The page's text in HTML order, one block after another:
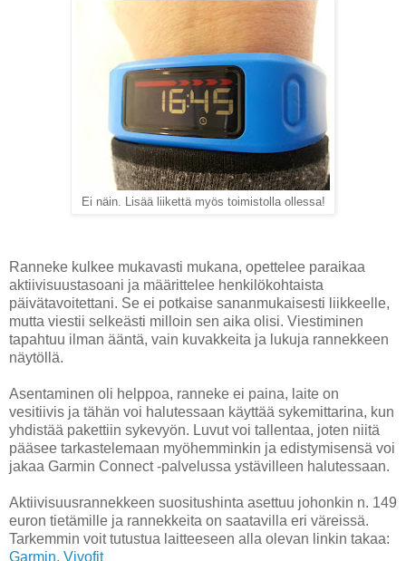
Ei näin. Lisää liikettä myös toimistolla ollessa!
Ranneke kulkee mukavasti mukana, opettelee paraikaa
aktiivisuustasoani ja määrittelee henkilökohtaista
päivätavoitettani. Se ei potkaise sananmukaisesti liikkeelle,
mutta viestii selkeästi milloin sen aika olisi. Viestiminen
tapahtuu ilman ääntä, vain kuvakkeita ja lukuja rannekkeen
näytöllä.
Asentaminen oli helppoa, ranneke ei paina, laite on
vesitiivis ja tähän voi halutessaan käyttää sykemittarina, kun
yhdistää pakettiin sykevyön. Luvut voi tallentaa, joten niitä
pääsee tarkastelemaan myöhemminkin ja edistymisensä voi
jakaa Garmin Connect -palvelussa ystävilleen halutessaan.
Aktiivisuusrannekkeen suositushinta asettuu johonkin n. 149
euron tietämille ja rannekkeita on saatavilla eri väreissä.
Tarkemmin voit tutustua laitteeseen alla olevan linkin takaa:
Garmin, Vivofit